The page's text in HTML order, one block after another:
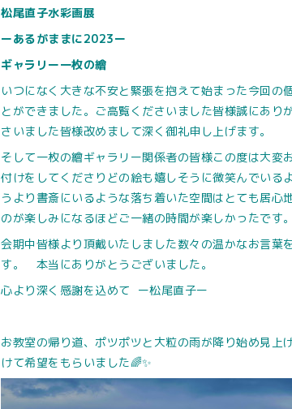
松尾直子水彩画展
ーあるがままに2023ー
ギャラリー一枚の繪
いつになく大きな不安と緊張を抱えて始まった今回の
とができました。ご高覧くださいました皆様誠にあり
さいました皆様改めまして深く御礼申し上げます。
そして一枚の繪ギャラリー関係者の皆様この度は大変
付けをしてくださりどの絵も嬉しそうに微笑んでいる
うより書斎にいるような落ち着いた空間はとても居心
のが楽しみになるほどご一緒の時間が楽しかったです。
会期中皆様より頂戴いたしました数々の温かなお言葉
す。 本当にありがとうございました。
心より深く感謝を込めて ー松尾直子ー
お教室の帰り道、ポツポツと大粒の雨が降り始め見上
けて希望をもらいました🌈✨